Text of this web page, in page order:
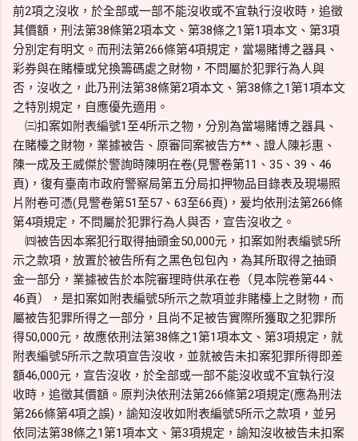
前2項之沒收，於全部或一部不能沒收或不宜執行沒收時，追徵
其價額，刑法第38條第2項本文、第38條之1第1項本文、第3項
分別定有明文。而刑法第266條第4項規定，當場賭博之器具、
彩券與在賭檯或兌換籌碼處之財物，不問屬於犯罪行為人與
否，沒收之，此乃刑法第38條第2項本文、第38條之1第1項本文
之特別規定，自應優先適用。
㈢扣案如附表編號1至4所示之物，分別為當場賭博之器具、
在賭檯之財物，業據被告、原審同案被告方**、證人陳衫惠、
陳一成及王威傑於警詢時陳明在卷(見警卷第11、35、39、46
頁)，復有臺南市政府警察局第五分局扣押物品目錄表及現場照
片附卷可憑(見警卷第51至57、63至66頁)，爰均依刑法第266條
第4項規定，不問屬於犯罪行為人與否，宣告沒收之。
㈣被告因本案犯行取得抽頭金50,000元，扣案如附表編號5所
示之款項，放置於被告所有之黑色包包內，為其所取得之抽頭
金一部分，業據被告於本院審理時供承在卷（見本院卷第44、
46頁），是扣案如附表編號5所示之款項並非賭檯上之財物，而
屬被告犯罪所得之一部分，且尚不足被告實際所獲取之犯罪所
得50,000元，故應依刑法第38條之1第1項本文、第3項規定，就
附表編號5所示之款項宣告沒收，並就被告未扣案犯罪所得即差
額46,000元，宣告沒收，於全部或一部不能沒收或不宜執行沒
收時，追徵其價額。原判決依刑法第266條第2項規定(應為刑法
第266條第4項之誤)，諭知沒收如附表編號5所示之款項，並另
依同法第38條之1第1項本文、第3項規定，諭知沒收被告未扣案